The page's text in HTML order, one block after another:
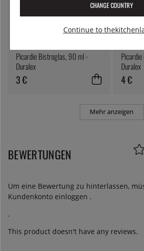
Picardie Bistroglas, 90 ml -
Duralex
3 €
Duralex
4 €
Mehr anzeigen
BEWERTUNGEN
Um eine Bewertung zu hinterlassen,
Kundenkonto einloggen .
.
This product doesn't have any reviews.
CHANGE COUNTRY
Continue to